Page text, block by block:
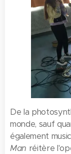
De la
monde, sauf
également
Man réitère